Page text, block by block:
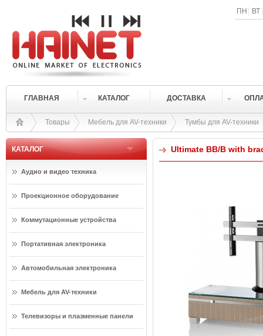
ПН ВТ
ГЛАВНАЯ КАТАЛОГ ДОСТАВКА
Товары Мебель для AV-техники Тумбы для AV-техники
КАТАЛОГ
Аудио и видео техника
Проекционное оборудование
Коммутационные устройства
Портативная электроника
Автомобильная электроника
Мебель для AV-техники
Телевизоры и плазменные панели
Ultimate BB/B with